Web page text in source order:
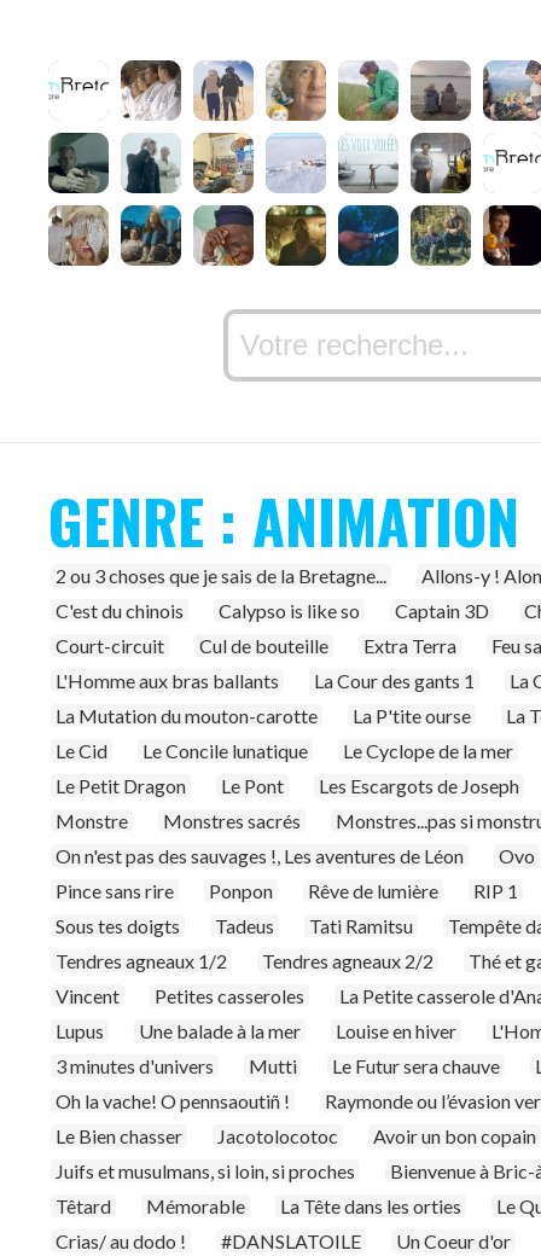
GENRE : ANIMATION
2 ou 3 choses que je sais de la Bretagne...
Allons-y !
C'est du chinois
Calypso is like so Captain 3D
Court-circuit
Cul de bouteille Extra Terra
Feu
L'Homme aux bras ballants
La Cour des gants 1
La
La Mutation du mouton-carotte
La P'tite ourse
La
Le Cid
Le Concile lunatique
Le Cyclope de la mer
Le Petit Dragon
Le Pont
Les Escargots de Joseph
Monstre
Monstres sacrés
Monstres...pas si
On n'est pas des sauvages !, Les aventures de Léon
Ovo
Pince sans rire
Ponpon Rêve de lumière
RIP 1
Sous tes doigts
Tadeus Tati Ramitsu
Tempête
Tendres agneaux 1/2
Tendres agneaux 2/2
Thé et
Vincent
Petites casseroles
La Petite casserole
Lupus
Une balade à la mer Louise en hiver
3 minutes d'univers
Mutti Le Futur sera chauve
Oh la vache! O pennsaoutiñ !
Raymonde ou l’évasion
Le Bien chasser
Jacotolocotoc
Avoir un bon copain
Juifs et musulmans, si loin, si proches
Bienvenue à
Têtard
Mémorable La Tête dans les orties
Le
Crias/ au dodo !
#DANSLATOILE
Un Coeur d'or